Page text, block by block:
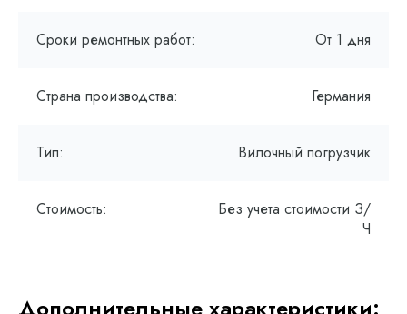
Сроки ремонтных работ: От 1 дня
Страна производства: Германия
Тип: Вилочный погрузчик
Стоимость:
Без учета стоимости З/
Ч